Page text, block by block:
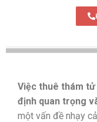
Việc thuê thám
định quan trọng
một vấn đề nhạy